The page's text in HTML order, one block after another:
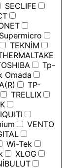
SECLIFE
Supermicro
TEKNİM
Tp-
Omada
TP-
TRELLIX
VENTO
Wi-Tek
XLOG